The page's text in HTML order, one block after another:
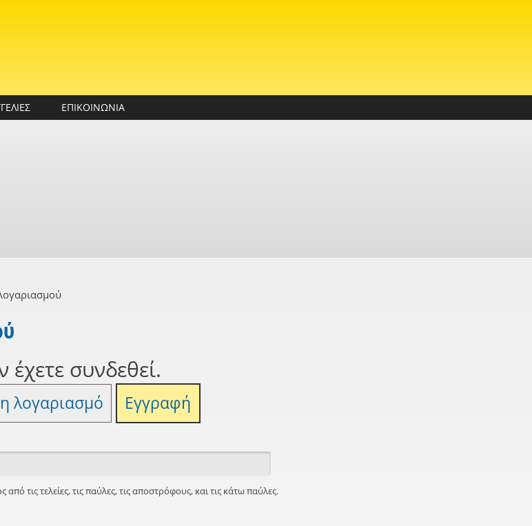
ΕΠΙΚΟΙΝΩΝΙΑ
έχετε συνδεθεί.
λογαριασμό Εγγραφή
από τις τελείες, τις παύλες, τις αποστρόφους, και τις κάτω παύλες.